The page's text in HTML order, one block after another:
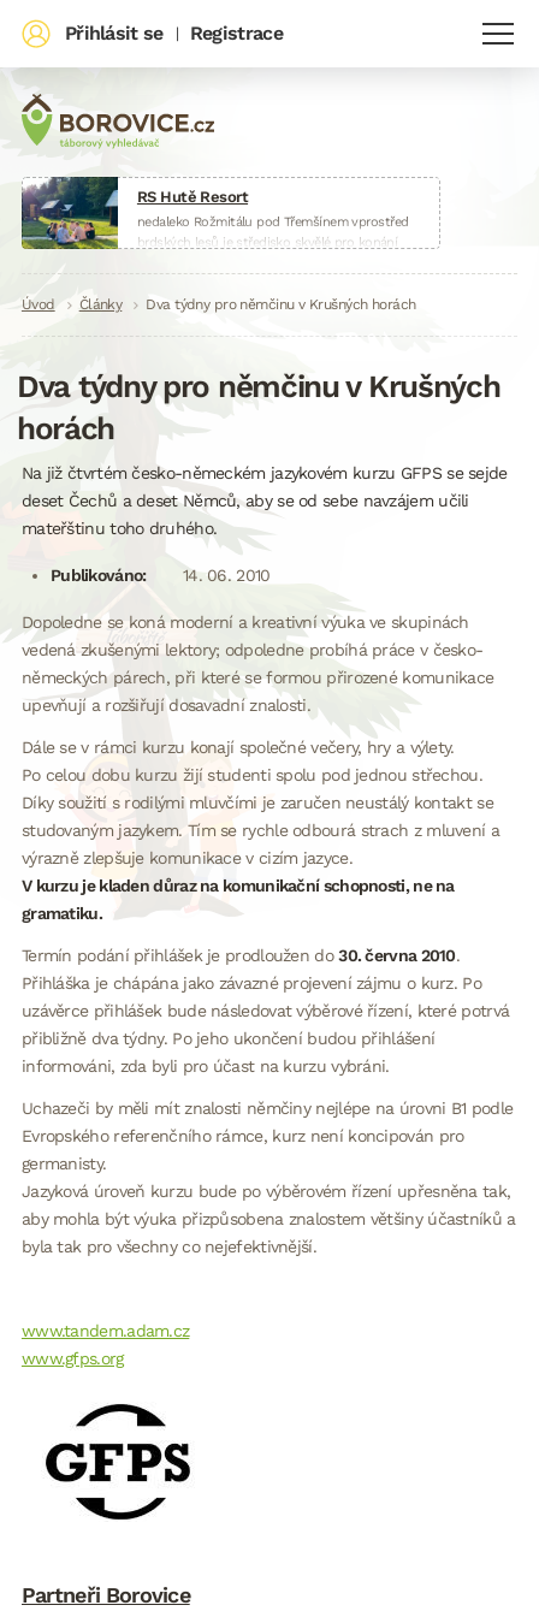
RS Hutě Resort
nedaleko Rožmitálu pod Třemšínem vprostřed
brdských lesů je středisko skvělé pro konání
www.huteresort.cz
Přihlásit se | Registrace
Drobečková
Úvod Články Dva týdny pro němčinu v Krušných horách
Dva týdny pro němčinu v Krušných
horách
Na již čtvrtém česko-německém jazykovém kurzu GFPS se sejde
deset Čechů a deset Němců, aby se od sebe navzájem učili
mateřštinu toho druhého.
Publikováno: 14. 06. 2010
Dopoledne se koná moderní a kreativní výuka ve skupinách
vedená zkušenými lektory; odpoledne probíhá práce v česko-
německých párech, při které se formou přirozené komunikace
upevňují a rozšiřují dosavadní znalosti.
Dále se v rámci kurzu konají společné večery, hry a výlety.
Po celou dobu kurzu žijí studenti spolu pod jednou střechou.
Díky soužití s rodilými mluvčími je zaručen neustálý kontakt se
studovaným jazykem. Tím se rychle odbourá strach z mluvení a
výrazně zlepšuje komunikace v cizím jazyce.
V kurzu je kladen důraz na komunikační schopnosti, ne na
gramatiku.
Termín podání přihlášek je prodloužen do30. června 2010.
Přihláška je chápána jako závazné projevení zájmu o kurz. Po
uzávěrce přihlášek bude následovat výběrové řízení, které potrvá
přibližně dva týdny. Po jeho ukončení budou přihlášení
informováni, zda byli pro účast na kurzu vybráni.
Uchazeči by měli mít znalosti němčiny nejlépe na úrovni B1 podle
Evropského referenčního rámce, kurz není koncipován pro
germanisty.
Jazyková úroveň kurzu bude po výběrovém řízení upřesněna tak,
aby mohla být výuka přizpůsobena znalostem většiny účastníků a
byla tak pro všechny co nejefektivnější.
www.tandem.adam.cz
www.gfps.org
Partneři Borovice